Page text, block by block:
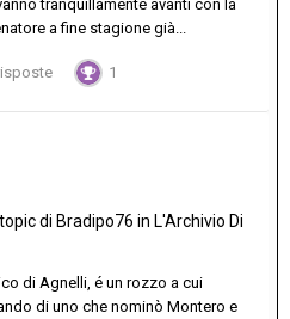
tranquillamente avanti con la
a fine stagione già...
1
di Bradipo76 in L'Archivio Di
di Agnelli, é un rozzo a cui
di uno che nominò Montero e